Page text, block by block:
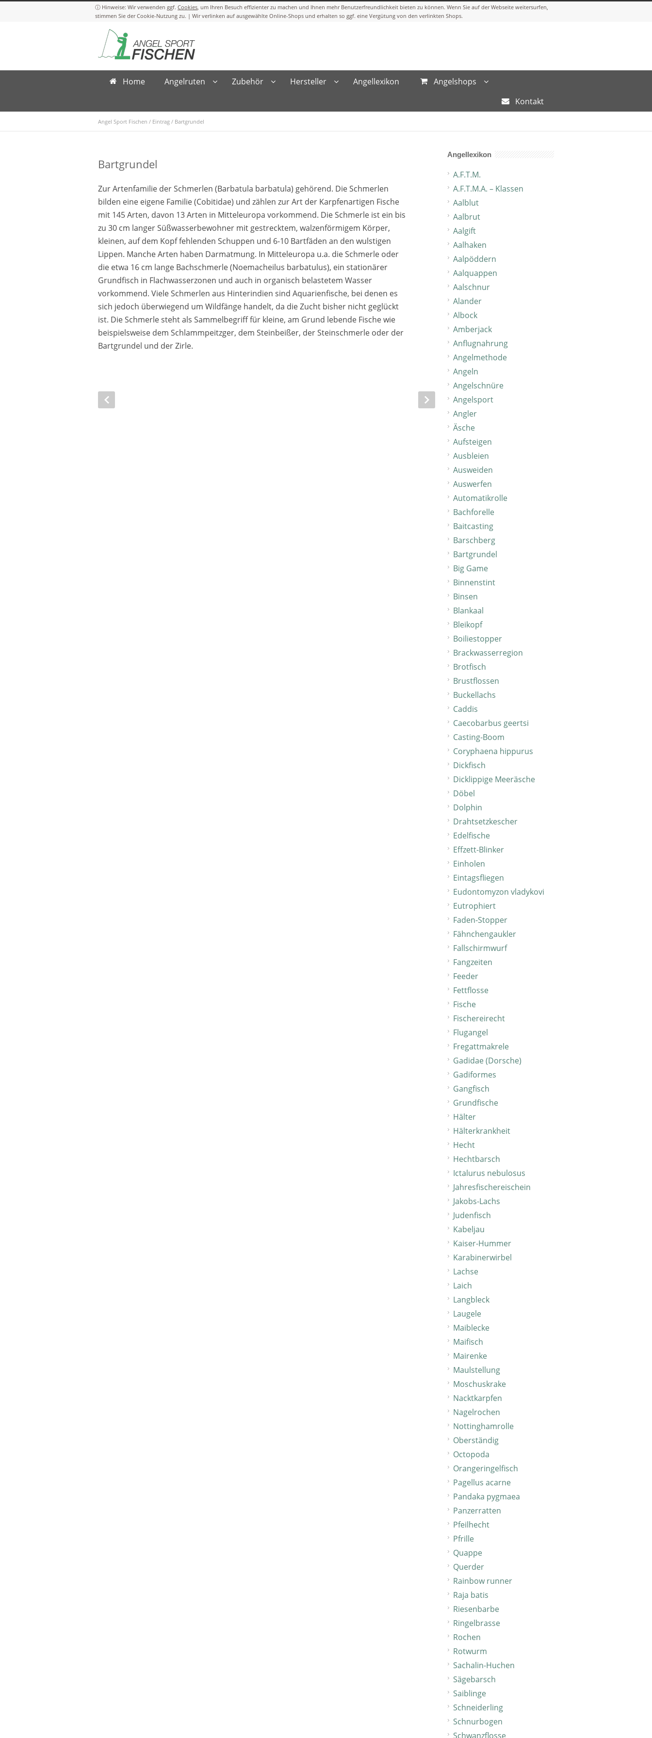
Cookies
Home Angelruten Zubehör Hersteller Angellexikon
Angelshops
Kontakt
Angel Sport Fischen / Eintrag / Bartgrundel
Bartgrundel
Zur Artenfamilie der Schmerlen (Barbatula barbatula) gehörend. Die Schmerlen
bilden eine eigene Familie (Cobitidae) und zählen zur Art der Karpfenartigen Fische
mit 145 Arten, davon 13 Arten in Mitteleuropa vorkommend. Die Schmerle ist ein bis
zu 30 cm langer Süßwasserbewohner mit gestrecktem, walzenförmigem Körper,
kleinen, auf dem Kopf fehlenden Schuppen und 6-10 Bartfäden an den wulstigen
Lippen. Manche Arten haben Darmatmung. In Mitteleuropa u.a. die Schmerle oder
die etwa 16 cm lange Bachschmerle (Noemacheilus barbatulus), ein stationärer
Grundfisch in Flachwasserzonen und auch in organisch belastetem Wasser
vorkommend. Viele Schmerlen aus Hinterindien sind Aquarienfische, bei denen es
sich jedoch überwiegend um Wildfänge handelt, da die Zucht bisher nicht geglückt
ist. Die Schmerle steht als Sammelbegriff für kleine, am Grund lebende Fische wie
beispielsweise dem Schlammpeitzger, dem Steinbeißer, der Steinschmerle oder der
Bartgrundel und der Zirle.
Angellexikon
A.F.T.M.
A.F.T.M.A. – Klassen
Aalblut
Aalbrut
Aalgift
Aalhaken
Aalpöddern
Aalquappen
Aalschnur
Alander
Albock
Amberjack
Anflugnahrung
Angelmethode
Angeln
Angelschnüre
Angelsport
Angler
Äsche
Aufsteigen
Ausbleien
Ausweiden
Auswerfen
Automatikrolle
Bachforelle
Baitcasting
Barschberg
Bartgrundel
Big Game
Binnenstint
Binsen
Blankaal
Bleikopf
Boiliestopper
Brackwasserregion
Brotfisch
Brustflossen
Buckellachs
Caddis
Caecobarbus geertsi
Casting-Boom
Coryphaena hippurus
Dickfisch
Dicklippige Meeräsche
Döbel
Dolphin
Drahtsetzkescher
Edelfische
Effzett-Blinker
Einholen
Eintagsfliegen
Eudontomyzon vladykovi
Eutrophiert
Faden-Stopper
Fähnchengaukler
Fallschirmwurf
Fangzeiten
Feeder
Fettflosse
Fische
Fischereirecht
Flugangel
Fregattmakrele
Gadidae (Dorsche)
Gadiformes
Gangfisch
Grundfische
Hälter
Hälterkrankheit
Hecht
Hechtbarsch
Ictalurus nebulosus
Jahresfischereischein
Jakobs-Lachs
Judenfisch
Kabeljau
Kaiser-Hummer
Karabinerwirbel
Lachse
Laich
Langbleck
Laugele
Maiblecke
Maifisch
Mairenke
Maulstellung
Moschuskrake
Nacktkarpfen
Nagelrochen
Nottinghamrolle
Oberständig
Octopoda
Orangeringelfisch
Pagellus acarne
Pandaka pygmaea
Panzerratten
Pfeilhecht
Pfrille
Quappe
Querder
Rainbow runner
Raja batis
Riesenbarbe
Ringelbrasse
Rochen
Rotwurm
Sachalin-Huchen
Sägebarsch
Saiblinge
Schneiderling
Schnurbogen
Schwanzflosse